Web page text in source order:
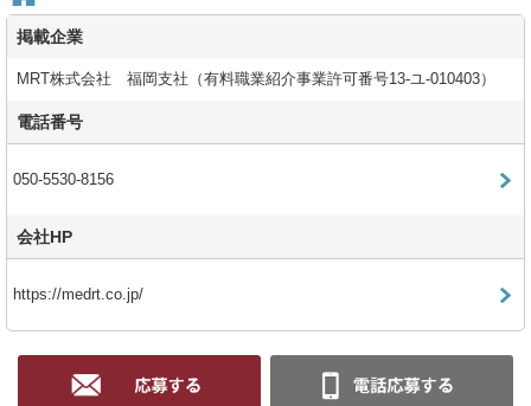
掲載企業
MRT株式会社 福岡支社（有料職業紹介事業許可番号13-ユ-010403）
電話番号
050-5530-8156
会社HP
https://medrt.co.jp/